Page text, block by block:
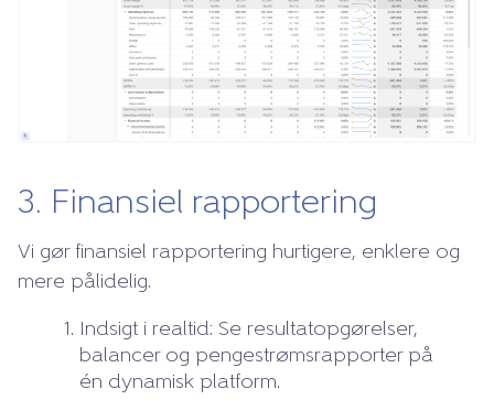
3. Finansiel rapportering
Vi gør finansiel rapportering hurtigere, enklere og
mere pålidelig.
Indsigt i realtid: Se resultatopgørelser,
balancer og pengestrømsrapporter på
én dynamisk platform.